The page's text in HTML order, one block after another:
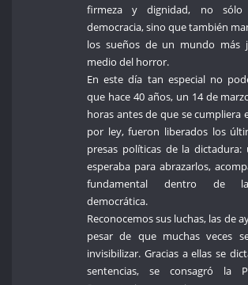
firmeza y dignidad, no sólo
democracia, sino que también
los sueños de un mundo más
medio del horror.
En este día tan especial no
que hace 40 años, un 14 de
horas antes de que se cumpliera
por ley, fueron liberados los
presas políticas de la
esperaba para abrazarlos,
fundamental dentro de la
democrática.
Reconocemos sus luchas, las de
pesar de que muchas veces
invisibilizar. Gracias a ellas se
sentencias, se consagró la